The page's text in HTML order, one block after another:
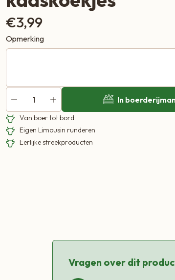
gastvrijheid centraal staan
Bellen 06-2920
€3,99
Opmerking
In
Van boer tot bord
Eigen Limousin runderen
Eerlijke streekproducten
Vragen over dit